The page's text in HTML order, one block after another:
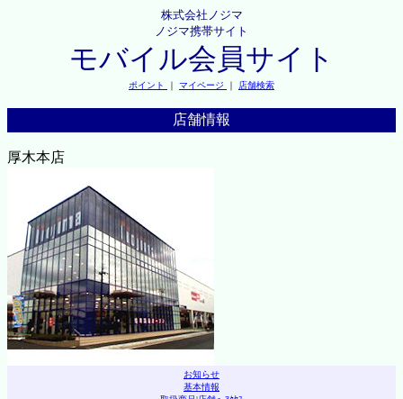
株式会社ノジマ
ノジマ携帯サイト
モバイル会員サイト
ポイント ｜ マイページ ｜ 店舗検索
店舗情報
厚木本店
お知らせ
基本情報